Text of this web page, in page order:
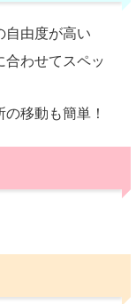
自由度が高い
合わせてスペッ
移動も簡単！